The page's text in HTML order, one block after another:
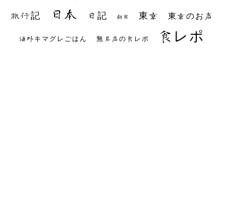
旅行記 日本 日記 朝食 東京 東京のお店
海外キマグレごはん 無名店の食レポ 食レポ